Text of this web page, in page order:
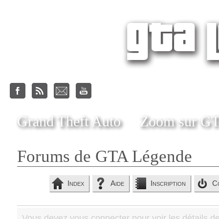
Grand Theft Auto Zoom sur
Forums de GTA Légende
Index Aide Inscription